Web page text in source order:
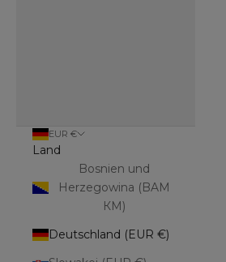
EUR €
Land
Bosnien und
Herzegowina (BAM
КМ)
Deutschland (EUR €)